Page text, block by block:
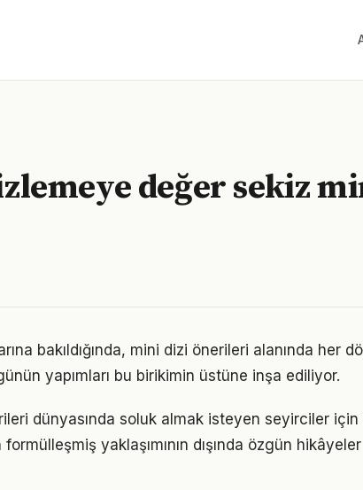
değer sekiz
bakıldığında, mini dizi önerileri alanında her
yapımları bu birikimin üstüne inşa ediliyor.
dünyasında soluk almak isteyen seyirciler
yaklaşımının dışında özgün hikâyeler